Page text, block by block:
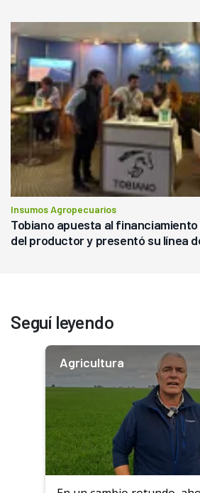
Insumos Agropecuarios
Tobiano apuesta al
del productor y presentó su línea
Seguí leyendo
Agricultura